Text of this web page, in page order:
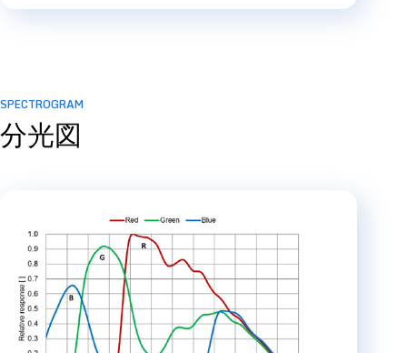
SPECTROGRAM
分光図